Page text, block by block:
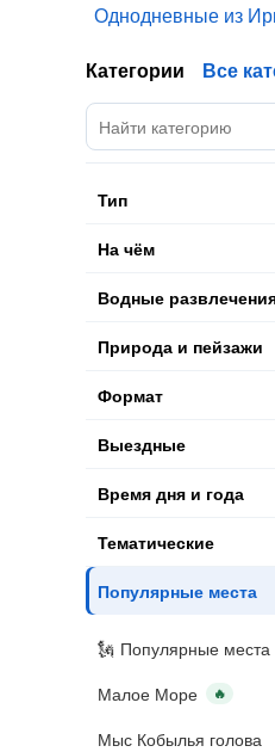
Однодневные из
Категории Все
Тип
На чём
Водные
Природа и пейзажи
Формат
Выездные
Время дня и года
Тематические
Популярные места
Популярные места
Малое Море
🔥
Мыс Кобылья голова